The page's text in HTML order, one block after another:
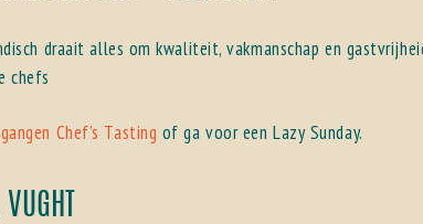
draait alles om kwaliteit, vakmanschap en
chefs
Chef’s Tasting of ga voor een Lazy Sunday.